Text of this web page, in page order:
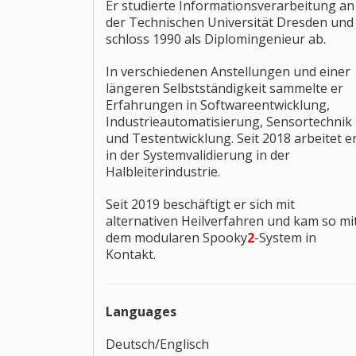
Er studierte Informationsverarbeitung an
der Technischen Universität Dresden und
schloss 1990 als Diplomingenieur ab.
In verschiedenen Anstellungen und einer
längeren Selbstständigkeit sammelte er
Erfahrungen in Softwareentwicklung,
Industrieautomatisierung, Sensortechnik
und Testentwicklung. Seit 2018 arbeitet
in der Systemvalidierung in der
Halbleiterindustrie.
Seit 2019 beschäftigt er sich mit
alternativen Heilverfahren und kam so
dem modularen Spooky2-System in
Kontakt.
Languages
Deutsch/Englisch